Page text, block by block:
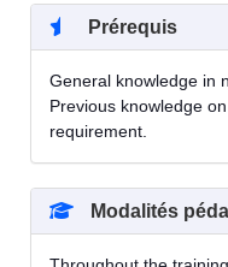
Prérequis
General knowledge in
Previous knowledge
requirement.
Modalités